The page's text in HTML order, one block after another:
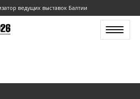
ведущих выставок Балтии
Toggle